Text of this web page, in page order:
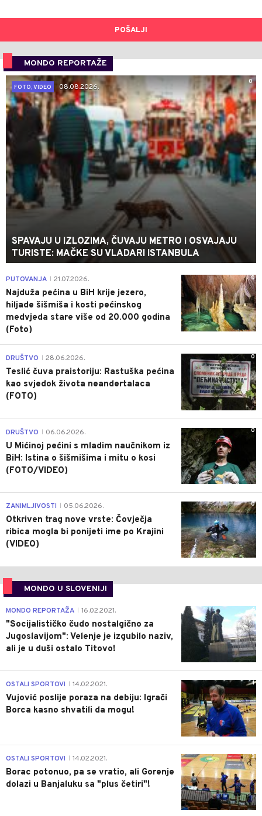
POŠALJI
MONDO REPORTAŽE
0
FOTO, VIDEO
08.08.2026.
SPAVAJU U IZLOZIMA, ČUVAJU METRO I OSVAJAJU
TURISTE: MAČKE SU VLADARI ISTANBULA
0
PUTOVANJA 21.07.2026.
Najduža pećina u BiH krije jezero,
hiljade šišmiša i kosti pećinskog
medvjeda stare više od 20.000 godina
(Foto)
0
DRUŠTVO 28.06.2026.
Teslić čuva praistoriju: Rastuška pećina
kao svjedok života neandertalaca
(FOTO)
0
DRUŠTVO 06.06.2026.
U Mićinoj pećini s mladim naučnikom iz
BiH: Istina o šišmišima i mitu o kosi
(FOTO/VIDEO)
0
ZANIMLJIVOSTI 05.06.2026.
Otkriven trag nove vrste: Čovječja
ribica mogla bi ponijeti ime po Krajini
(VIDEO)
MONDO U SLOVENIJI
4
MONDO REPORTAŽA 16.02.2021.
"Socijalističko čudo nostalgično za
Jugoslavijom": Velenje je izgubilo naziv,
ali je u duši ostalo Titovo!
1
OSTALI SPORTOVI 14.02.2021.
Vujović poslije poraza na debiju: Igrači
Borca kasno shvatili da mogu!
3
OSTALI SPORTOVI 14.02.2021.
Borac potonuo, pa se vratio, ali Gorenje
dolazi u Banjaluku sa "plus četiri"!